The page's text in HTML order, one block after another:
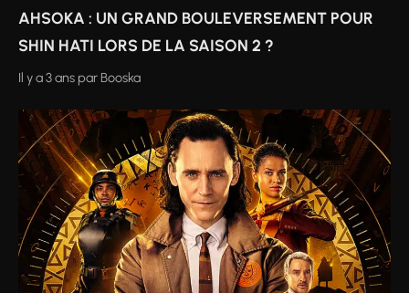
AHSOKA : UN GRAND BOULEVERSEMENT POUR
SHIN HATI LORS DE LA SAISON 2 ?
Il y a 3 ans par Booska